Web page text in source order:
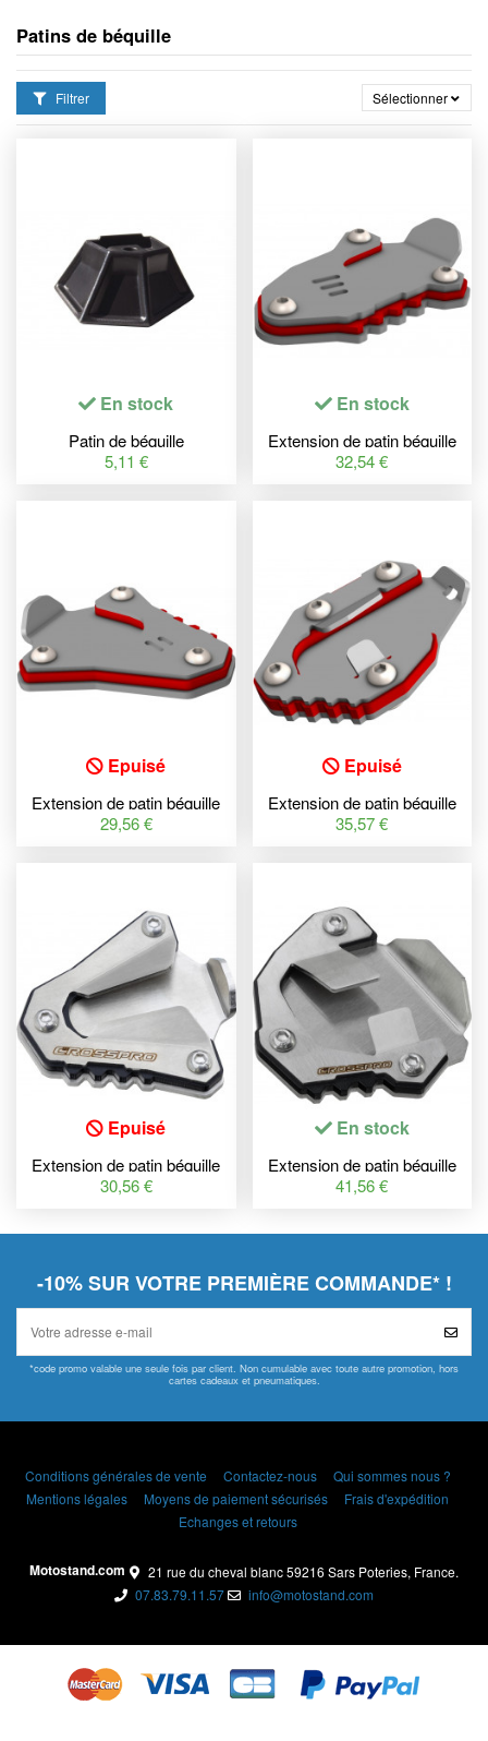
Patins de béquille
Filtrer Sélectionner
En stock
Patin de béquille
RACETECH oversize - Beta
5,11 €
En stock
Extension de patin béquille
latérale CROSS-PRO
32,54 €
Epuisé
Extension de patin béquille
latérale CROSS-PRO
29,56 €
Epuisé
Extension de patin béquille
latérale CROSS-PRO
35,57 €
Epuisé
Extension de patin béquille
latérale CROSS-PRO
30,56 €
En stock
Extension de patin béquille
latérale CROSSPRO
41,56 €
-10% SUR VOTRE PREMIÈRE COMMANDE* !
*code promo valable une seule fois par client. Non cumulable avec toute autre promotion, hors
cartes cadeaux et pneumatiques.
Conditions générales de vente Contactez-nous
Qui sommes nous ?
Mentions légales
Moyens de paiement sécurisés
Frais d'expédition
Echanges et retours
Motostand.com
21 rue du cheval blanc 59216 Sars Poteries, France.
07.83.79.11.57
info@motostand.com